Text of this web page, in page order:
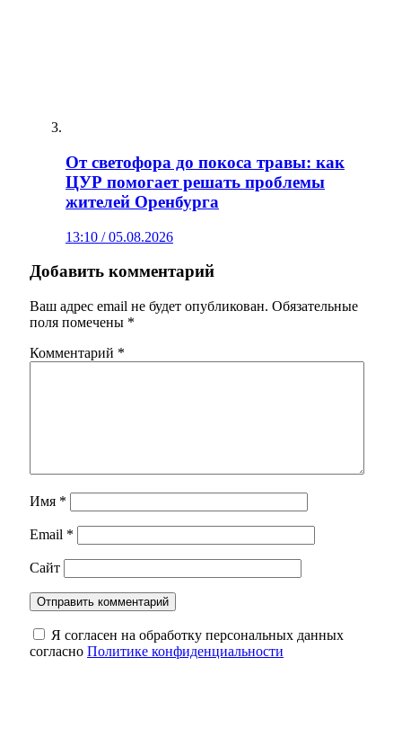
От светофора до покоса травы: как
ЦУР помогает решать проблемы
жителей Оренбурга
13:10 / 05.08.2026
Добавить комментарий
Ваш адрес email не будет опубликован. Обязательные
поля помечены *
Комментарий *
Имя *
Email *
Сайт
Я согласен на обработку персональных данных
согласно Политике конфиденциальности